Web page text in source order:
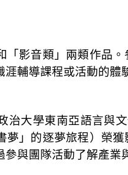
「影音類」兩類作品
輔導課程或活動的
治大學東南亞語言與
夢」的逐夢旅程）榮
參與團隊活動了解產